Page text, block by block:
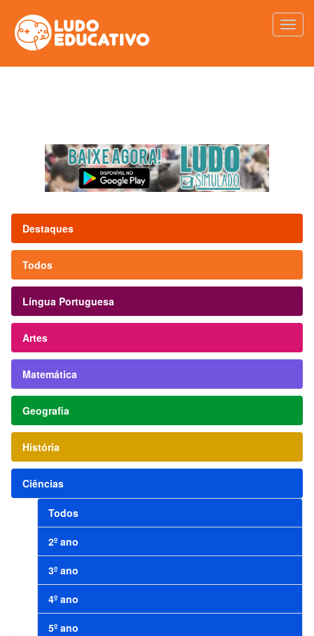
Destaques
Todos
Língua Portuguesa
Artes
Matemática
Geografia
História
Ciências
Todos
2º ano
3º ano
4º ano
5º ano